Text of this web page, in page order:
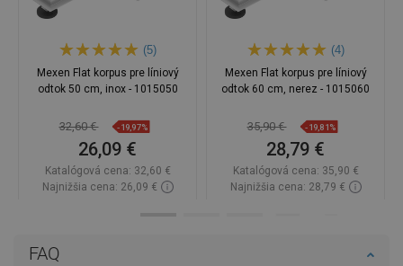
FAQ
(5)
Mexen Flat korpus pre líniový
odtok 50 cm, inox - 1015050
32,60 € -19,97%
26,09 €
Katalógová cena: 32,60 €
Najnižšia cena: 26,09 €
(4)
Mexen Flat korpus pre líniový
odtok 60 cm, nerez - 1015060
35,90 € -19,81%
28,79 €
Katalógová cena: 35,90 €
Najnižšia cena: 28,79 €